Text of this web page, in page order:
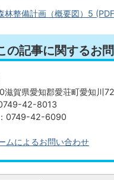
林整備計画（概要図）5
の記事に関するお
賀県愛知郡愛荘町愛知川
42-8013
0749-42-6090
ムによるお問い合わせ